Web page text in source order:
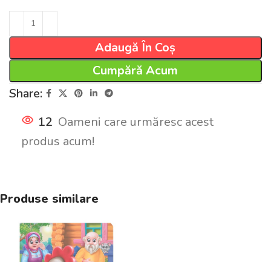
Adaugă În Coș
Cumpără Acum
Share:
12 Oameni care urmăresc acest
produs acum!
Produse similare